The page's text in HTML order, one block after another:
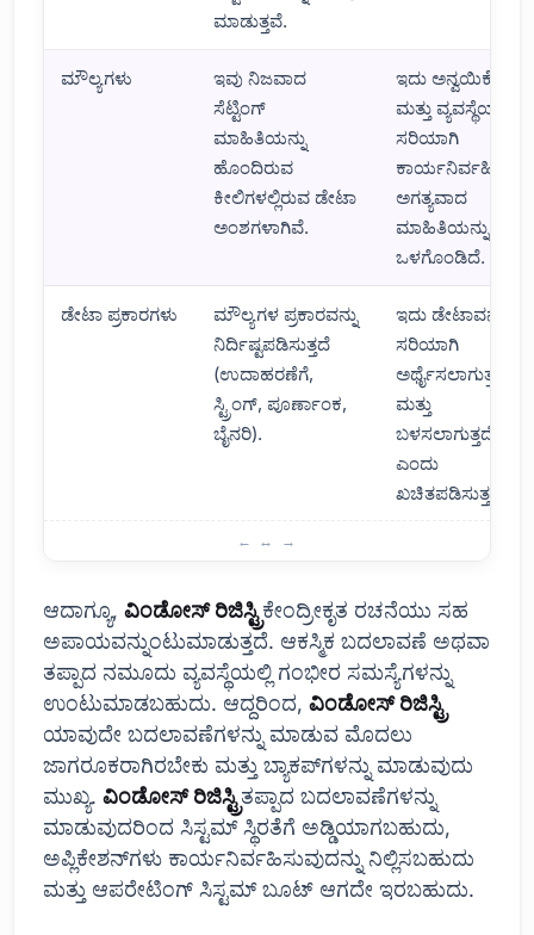
ಮಾಡುತ್ತವೆ.
ಮೌಲ್ಯಗಳು
ಇವು ನಿಜವಾದ
ಸೆಟ್ಟಿಂಗ್
ಮಾಹಿತಿಯನ್ನು
ಹೊಂದಿರುವ
ಕೀಲಿಗಳಲ್ಲಿರುವ ಡೇಟಾ
ಅಂಶಗಳಾಗಿವೆ.
ಇದು ಅನ್ವಯಿಕೆಗಳು
ಮತ್ತು ವ್ಯವಸ್ಥೆಯು
ಸರಿಯಾಗಿ
ಕಾರ್ಯನಿರ್ವಹಿಸಲು
ಅಗತ್ಯವಾದ
ಮಾಹಿತಿಯನ್ನು
ಒಳಗೊಂಡಿದೆ.
ಡೇಟಾ ಪ್ರಕಾರಗಳು
ಮೌಲ್ಯಗಳ ಪ್ರಕಾರವನ್ನು
ನಿರ್ದಿಷ್ಟಪಡಿಸುತ್ತದೆ
(ಉದಾಹರಣೆಗೆ,
ಸ್ಟ್ರಿಂಗ್, ಪೂರ್ಣಾಂಕ,
ಬೈನರಿ).
ಇದು ಡೇಟಾವನ್ನು
ಸರಿಯಾಗಿ
ಅರ್ಥೈಸಲಾಗುತ್ತದೆ
ಮತ್ತು
ಬಳಸಲಾಗುತ್ತದೆ
ಎಂದು
ಖಚಿತಪಡಿಸುತ್ತದೆ.
ಆದಾಗ್ಯೂ, ವಿಂಡೋಸ್ ರಿಜಿಸ್ಟ್ರಿಕೇಂದ್ರೀಕೃತ ರಚನೆಯು ಸಹ
ಅಪಾಯವನ್ನುಂಟುಮಾಡುತ್ತದೆ. ಆಕಸ್ಮಿಕ ಬದಲಾವಣೆ ಅಥವಾ
ತಪ್ಪಾದ ನಮೂದು ವ್ಯವಸ್ಥೆಯಲ್ಲಿ ಗಂಭೀರ ಸಮಸ್ಯೆಗಳನ್ನು
ಉಂಟುಮಾಡಬಹುದು. ಆದ್ದರಿಂದ, ವಿಂಡೋಸ್ ರಿಜಿಸ್ಟ್ರಿ
ಯಾವುದೇ ಬದಲಾವಣೆಗಳನ್ನು ಮಾಡುವ ಮೊದಲು
ಜಾಗರೂಕರಾಗಿರಬೇಕು ಮತ್ತು ಬ್ಯಾಕಪ್‌ಗಳನ್ನು ಮಾಡುವುದು
ಮುಖ್ಯ. ವಿಂಡೋಸ್ ರಿಜಿಸ್ಟ್ರಿತಪ್ಪಾದ ಬದಲಾವಣೆಗಳನ್ನು
ಮಾಡುವುದರಿಂದ ಸಿಸ್ಟಮ್ ಸ್ಥಿರತೆಗೆ ಅಡ್ಡಿಯಾಗಬಹುದು,
ಅಪ್ಲಿಕೇಶನ್‌ಗಳು ಕಾರ್ಯನಿರ್ವಹಿಸುವುದನ್ನು ನಿಲ್ಲಿಸಬಹುದು
ಮತ್ತು ಆಪರೇಟಿಂಗ್ ಸಿಸ್ಟಮ್ ಬೂಟ್ ಆಗದೇ ಇರಬಹುದು.